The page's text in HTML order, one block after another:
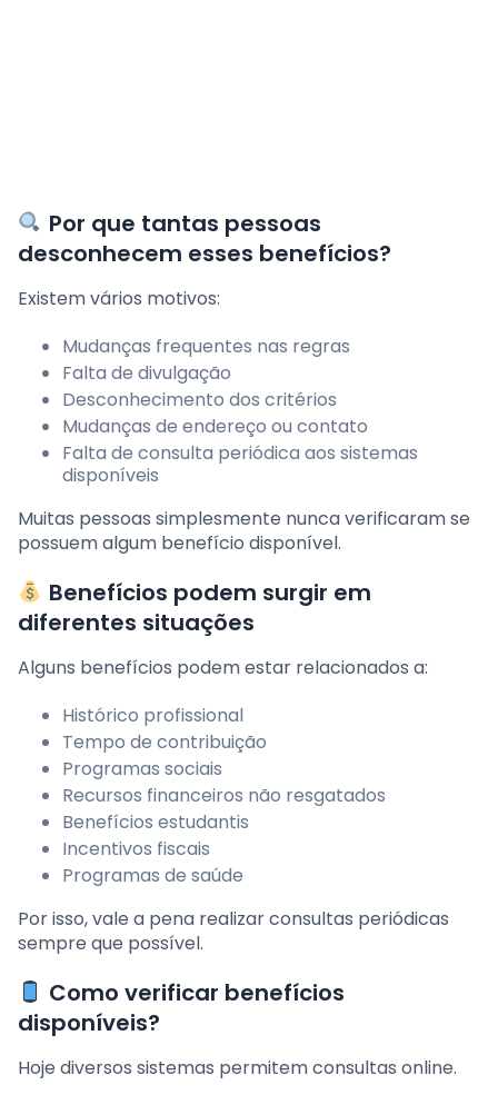
Por que tantas pessoas
desconhecem esses benefícios?
Existem vários motivos:
Mudanças frequentes nas regras
Falta de divulgação
Desconhecimento dos critérios
Mudanças de endereço ou contato
Falta de consulta periódica aos sistemas
disponíveis
Muitas pessoas simplesmente nunca verificaram se
possuem algum benefício disponível.
Benefícios podem surgir em
diferentes situações
Alguns benefícios podem estar relacionados a:
Histórico profissional
Tempo de contribuição
Programas sociais
Recursos financeiros não resgatados
Benefícios estudantis
Incentivos fiscais
Programas de saúde
Por isso, vale a pena realizar consultas periódicas
sempre que possível.
Como verificar benefícios
disponíveis?
Hoje diversos sistemas permitem consultas online.